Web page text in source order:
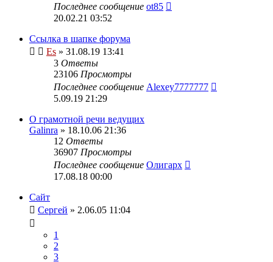
Последнее сообщение ot85
20.02.21 03:52
Ссылка в шапке форума
Es » 31.08.19 13:41
3 Ответы
23106 Просмотры
Последнее сообщение Alexey7777777
5.09.19 21:29
О грамотной речи ведущих
Galinra » 18.10.06 21:36
12 Ответы
36907 Просмотры
Последнее сообщение Олигарх
17.08.18 00:00
Сайт
Сергей » 2.06.05 11:04
1
2
3